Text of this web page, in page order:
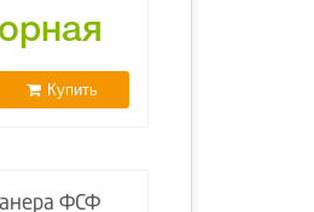
Купить
ФСФ